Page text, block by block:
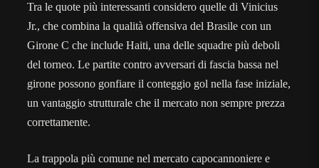
Tra le quote più interessanti considero quelle di Vinicius
Jr., che combina la qualità offensiva del Brasile con un
Girone C che include Haiti, una delle squadre più deboli
del torneo. Le partite contro avversari di fascia bassa nel
girone possono gonfiare il conteggio gol nella fase iniziale,
un vantaggio strutturale che il mercato non sempre prezza
correttamente.
La trappola più comune nel mercato capocannoniere e